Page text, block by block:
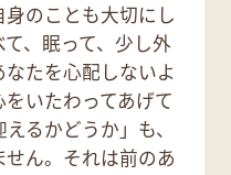
のことも大切にし
、眠って、少し外
たを心配しないよ
いたわってあげて
るかどうか」も、
ん。それは前のあ